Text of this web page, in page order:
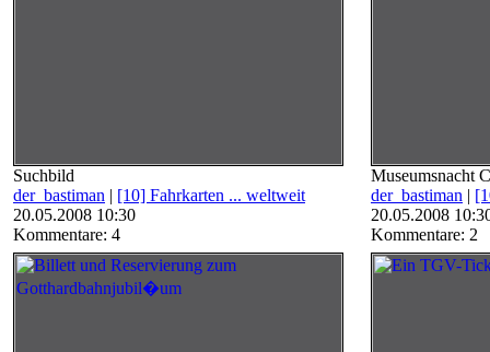
Suchbild
der_bastiman | [10] Fahrkarten ... weltweit
20.05.2008 10:30
Kommentare: 4
Museumsnacht
der_bastiman |
20.05.2008
Kommentare: 2